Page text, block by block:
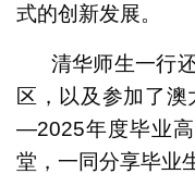
式的创新发展。
清华师生一行
区，以及参加了
—2025年度毕业
堂，一同分享毕业